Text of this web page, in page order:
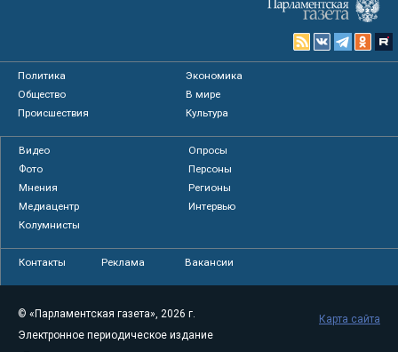
Политика
Экономика
Общество
В мире
Происшествия
Культура
Видео
Опросы
Фото
Персоны
Мнения
Регионы
Медиацентр
Интервью
Колумнисты
Контакты Реклама Вакансии
© «Парламентская газета», 2026 г.
Электронное периодическое издание
Карта сайта